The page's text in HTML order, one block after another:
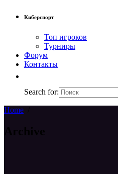
Киберспорт
Топ игроков
Турниры
Форум
Контакты
Search for:
Home
Archive